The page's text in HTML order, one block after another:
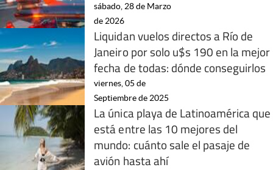
sábado, 28 de Marzo
de 2026
Liquidan vuelos directos a Río de
Janeiro por solo u$s 190 en la mejor
fecha de todas: dónde conseguirlos
viernes, 05 de
Septiembre de 2025
La única playa de Latinoamérica que
está entre las 10 mejores del
mundo: cuánto sale el pasaje de
avión hasta ahí